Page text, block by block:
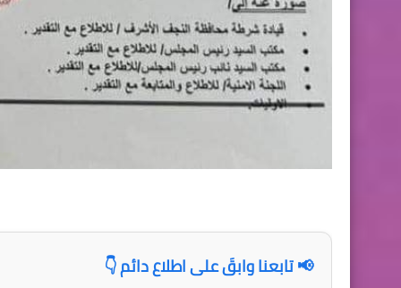
📢 تابعنا وابقَ على اطلاع دائم 👇